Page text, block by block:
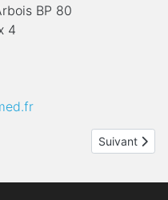
BP 80
4
d’entreprise pour
Article
Suivant